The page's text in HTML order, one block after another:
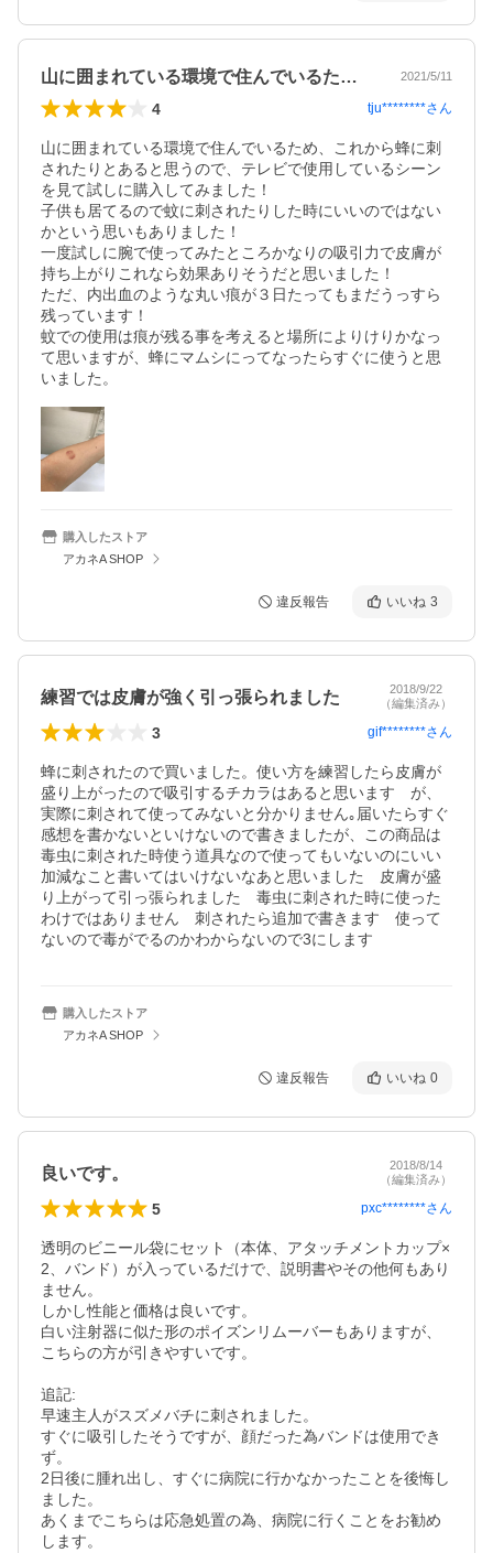
山に囲まれている環境で住んでいるため、… 2021/5/11
4 tju********さん
山に囲まれている環境で住んでいるため、これから蜂に刺
されたりとあると思うので、テレビで使用しているシーン
を見て試しに購入してみました！
子供も居てるので蚊に刺されたりした時にいいのではない
かという思いもありました！
一度試しに腕で使ってみたところかなりの吸引力で皮膚が
持ち上がりこれなら効果ありそうだと思いました！
ただ、内出血のような丸い痕が３日たってもまだうっすら
残っています！
蚊での使用は痕が残る事を考えると場所によりけりかなっ
て思いますが、蜂にマムシにってなったらすぐに使うと思
いました。
購入したストア
アカネA SHOP
違反報告 いいね 3
練習では皮膚が強く引っ張られました
2018/9/22
（編集済み）
3 gif********さん
蜂に刺されたので買いました。使い方を練習したら皮膚が
盛り上がったので吸引するチカラはあると思います　が、
実際に刺されて使ってみないと分かりません｡届いたらすぐ
感想を書かないといけないので書きましたが、この商品は
毒虫に刺された時使う道具なので使ってもいないのにいい
加減なこと書いてはいけないなあと思いました　皮膚が盛
り上がって引っ張られました　毒虫に刺された時に使った
わけではありません　刺されたら追加で書きます　使って
ないので毒がでるのかわからないので3にします
購入したストア
アカネA SHOP
違反報告 いいね 0
良いです。
2018/8/14
（編集済み）
5 pxc********さん
透明のビニール袋にセット（本体、アタッチメントカップ×
2、バンド）が入っているだけで、説明書やその他何もあり
ません。
しかし性能と価格は良いです。
白い注射器に似た形のポイズンリムーバーもありますが、
こちらの方が引きやすいです。
追記:
早速主人がスズメバチに刺されました。
すぐに吸引したそうですが、顔だった為バンドは使用でき
ず。
2日後に腫れ出し、すぐに病院に行かなかったことを後悔し
ました。
あくまでこちらは応急処置の為、病院に行くことをお勧め
します。